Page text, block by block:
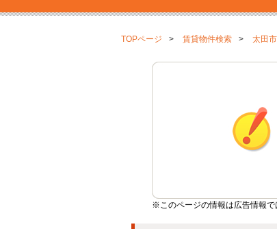
TOPページ 賃貸物件検索 太田
※このページの情報は広告情報で